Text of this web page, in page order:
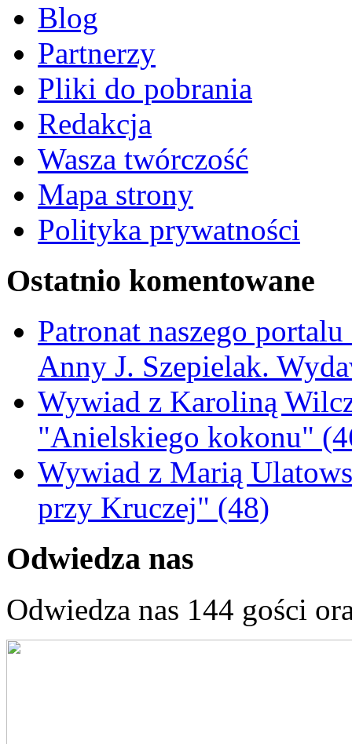
Blog
Partnerzy
Pliki do pobrania
Redakcja
Wasza twórczość
Mapa strony
Polityka prywatności
Ostatnio komentowane
Patronat naszego
Anny J. Szepielak.
Wywiad z Karoliną
"Anielskiego kokonu"
Wywiad z Marią
przy Kruczej" (48)
Odwiedza nas
Odwiedza nas 144 gości